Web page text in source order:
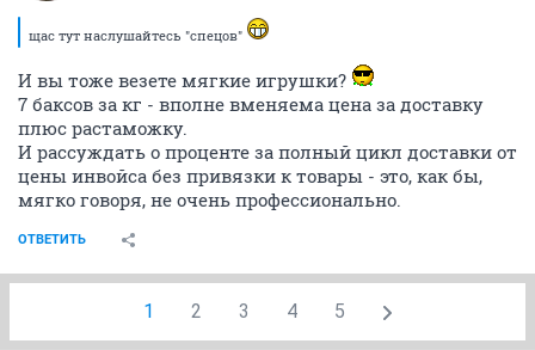
щас тут наслушайтесь "спецов"
И вы тоже везете мягкие игрушки?
7 баксов за кг - вполне вменяема цена за доставку
плюс растаможку.
И рассуждать о проценте за полный цикл доставки от
цены инвойса без привязки к товары - это, как бы,
мягко говоря, не очень профессионально.
ОТВЕТИТЬ
1 2 3 4 5